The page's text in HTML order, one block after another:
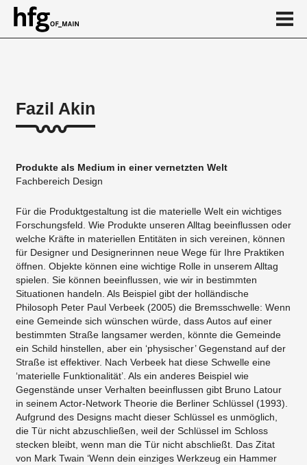
Über
Projekte
Fazil Akin
Produkte als Medium in einer vernetzten Welt
Fachbereich Design
Für die Produktgestaltung ist die materielle Welt ein wichtiges
Forschungsfeld. Wie Produkte unseren Alltag beeinflussen oder
welche Kräfte in materiellen Entitäten in sich vereinen, können
für Designer und Designerinnen neue Wege für Ihre Praktiken
öffnen. Objekte können eine wichtige Rolle in unserem Alltag
spielen. Sie können beeinflussen, wie wir in bestimmten
Situationen handeln. Als Beispiel gibt der holländische
Philosoph Peter Paul Verbeek (2005) die Bremsschwelle: Wenn
eine Gemeinde sich wünschen würde, dass Autos auf einer
bestimmten Straße langsamer werden, könnte die Gemeinde
ein Schild hinstellen, aber ein ‘physischer’ Gegenstand auf der
Straße ist effektiver. Nach Verbeek hat diese Schwelle eine
‘materielle Funktionalität’. Als ein anderes Beispiel wie
Gegenstände unser Verhalten beeinflussen gibt Bruno Latour
in seinem Actor-Network Theorie die Berliner Schlüssel (1993).
Aufgrund des Designs macht dieser Schlüssel es unmöglich,
die Tür nicht abzuschließen, weil der Schlüssel im Schloss
stecken bleibt, wenn man die Tür nicht abschließt. Das Zitat
von Mark Twain ‘Wenn dein einziges Werkzeug ein Hammer